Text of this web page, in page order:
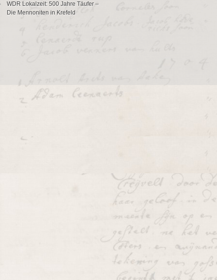
WDR Lokalzeit: 500 Jahre Täufer –
Die Mennoniten in Krefeld